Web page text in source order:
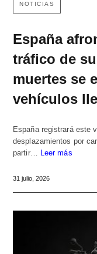
NOTICIAS
España
tráfico de
muertes se
vehículos
España registrará este
desplazamientos por
partir…
Leer más
31 julio, 2026